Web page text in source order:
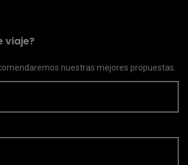
viaje?
nuestras mejores propuestas.